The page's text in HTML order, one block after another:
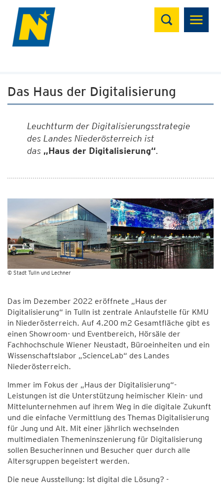
Suchen
Das Haus der Digitalisierung
Leuchtturm der Digitalisierungsstrategie
des Landes Niederösterreich ist
das „Haus der Digitalisierung“.
© Stadt Tulln und Lechner
Das im Dezember 2022 eröffnete „Haus der
Digitalisierung“ in Tulln ist zentrale Anlaufstelle für KMU
in Niederösterreich. Auf 4.200 m2 Gesamtfläche gibt es
einen Showroom- und Eventbereich, Hörsäle der
Fachhochschule Wiener Neustadt, Büroeinheiten und ein
Wissenschaftslabor „ScienceLab“ des Landes
Niederösterreich.
Immer im Fokus der „Haus der Digitalisierung“-
Leistungen ist die Unterstützung heimischer Klein- und
Mittelunternehmen auf ihrem Weg in die digitale Zukunft
und die einfache Vermittlung des Themas Digitalisierung
für Jung und Alt. Mit einer jährlich wechselnden
multimedialen Themeninszenierung für Digitalisierung
sollen Besucherinnen und Besucher quer durch alle
Altersgruppen begeistert werden.
Die neue Ausstellung: Ist digital die Lösung? -